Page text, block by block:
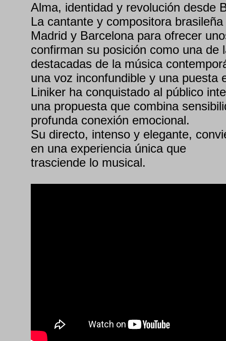
Alma, identidad y revolución desde
La cantante y compositora
Madrid y Barcelona para ofrecer
confirman su posición como una de
destacadas de la música
una voz inconfundible y una puesta
Liniker ha conquistado al público
una propuesta que combina
profunda conexión emocional.
Su directo, intenso y elegante,
en una experiencia única que
trasciende lo musical.